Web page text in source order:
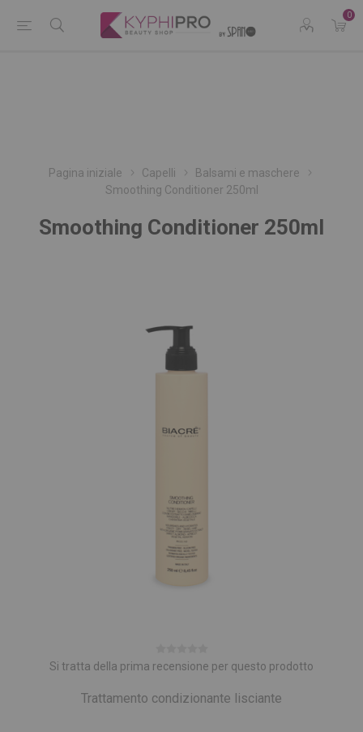
0
Pagina iniziale Capelli
Balsami e maschere
Smoothing Conditioner 250ml
Smoothing Conditioner 250ml
Si tratta della prima recensione per questo prodotto
Trattamento condizionante lisciante